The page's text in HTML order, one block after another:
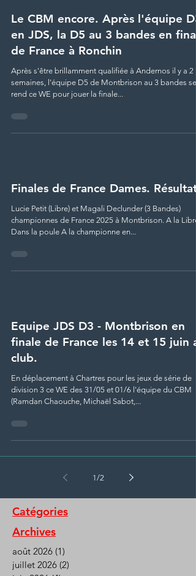
Le CBM encore. Après l'équipe D3
en JDS, la D5 au 3 bandes en
de France à Ronchin
Après s'être brillamment qualifiée à Andernos il y a 2
semaines, l'équipe D5 de Montbrison au 3 bandes se
rend ce WE pour jouer la finale...
Finales de France Dames. Résultats
Lucie Petit (Libre) et Magali Declunder (3 Bandes)
championnes de France 2025 à Montbrison. A la Libre
Dans la poule A la championne en...
Equipe JDS D3 - Montbrison en
finale de France les 14 et 15 juin
club.
En déplacement à Chartres pour les jeux de série de
division 3 ce WE des 31/05 et 01/6 l'équipe du CBM
(Ramdan Chaouche, Michaël Sabot,...
1/2
Catégories
Archives
août 2026 (1)
juillet 2026 (2)